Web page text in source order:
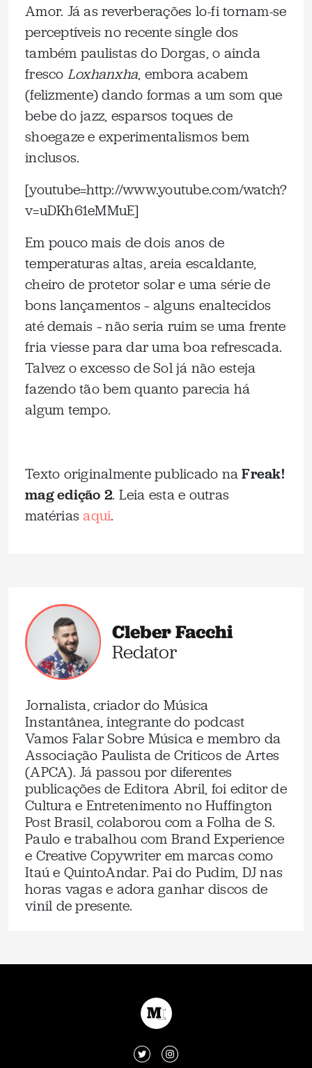
Amor. Já as reverberações lo-fi tornam-se
perceptíveis no recente single dos
também paulistas do Dorgas, o ainda
fresco Loxhanxha, embora acabem
(felizmente) dando formas a um som que
bebe do jazz, esparsos toques de
shoegaze e experimentalismos bem
inclusos.
[youtube=http://www.youtube.com/watch?
v=uDKh61eMMuE]
Em pouco mais de dois anos de
temperaturas altas, areia escaldante,
cheiro de protetor solar e uma série de
bons lançamentos – alguns enaltecidos
até demais – não seria ruim se uma frente
fria viesse para dar uma boa refrescada.
Talvez o excesso de Sol já não esteja
fazendo tão bem quanto parecia há
algum tempo.
Texto originalmente publicado naFreak!
mag edição 2. Leia esta e outras
matériasaqui.
Cleber Facchi
Redator
Jornalista, criador do Música
Instantânea, integrante do podcast
Vamos Falar Sobre Música e membro da
Associação Paulista de Críticos de Artes
(APCA). Já passou por diferentes
publicações de Editora Abril, foi editor de
Cultura e Entretenimento no Huffington
Post Brasil, colaborou com a Folha de S.
Paulo e trabalhou com Brand Experience
e Creative Copywriter em marcas como
Itaú e QuintoAndar. Pai do Pudim, DJ nas
horas vagas e adora ganhar discos de
vinil de presente.